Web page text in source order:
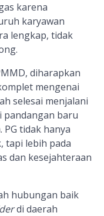
karena
karyawan
lengkap, tidak
diharapkan
mengenai
selesai menjalani
pandangan baru
PG tidak hanya
tapi lebih pada
dan kesejahteraan
hubungan baik
di daerah